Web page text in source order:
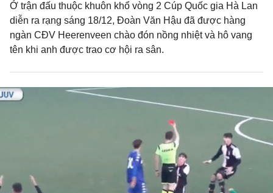
Ở trận đấu thuộc khuôn khổ vòng 2 Cúp Quốc gia Hà Lan
diễn ra rạng sáng 18/12, Đoàn Văn Hậu đã được hàng
ngàn CĐV Heerenveen chào đón nồng nhiệt và hô vang
tên khi anh được trao cơ hội ra sân.